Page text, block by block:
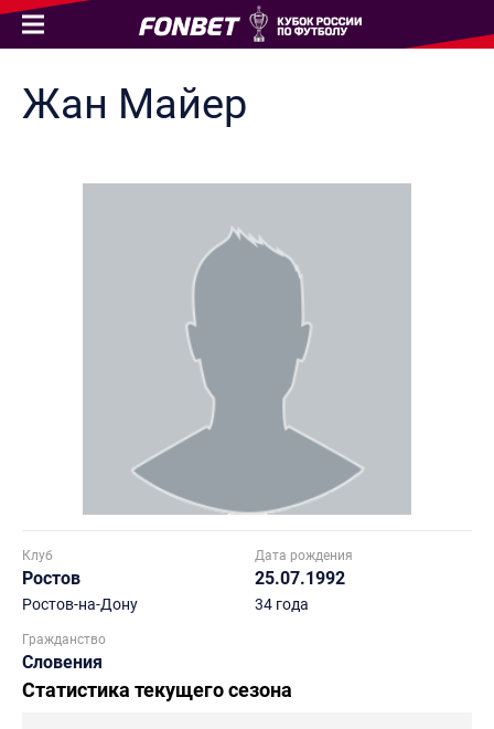
Жан Майер
Клуб
Ростов
Ростов-на-Дону
Дата рождения
25.07.1992
34 года
Гражданство
Словения
Статистика текущего сезона